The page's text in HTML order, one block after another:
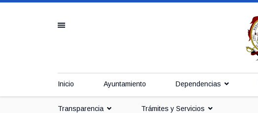
Inicio Ayuntamiento Dependencias
Transparencia Trámites y Servicios